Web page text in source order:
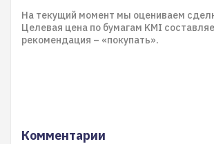
На текущий момент мы оцениваем
Целевая цена по бумагам KMI
рекомендация – «покупать».
Комментарии